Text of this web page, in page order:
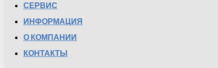
СЕРВИС
ИНФОРМАЦИЯ
О КОМПАНИИ
КОНТАКТЫ